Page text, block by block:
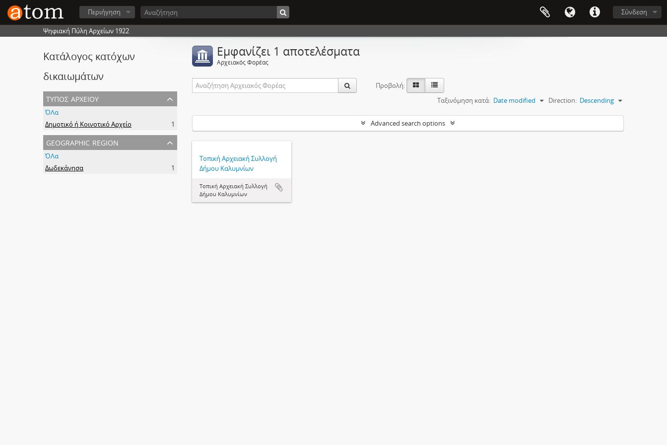
Σύνδεση
Περιήγηση
Ψηφιακή Πύλη Αρχείων 1922
Κατάλογος κατόχων
δικαιωμάτων
τύπος αρχείου
ΌΛα
Δημοτικό ή Κοινοτικό Αρχείο
1
geographic region
ΌΛα
Δωδεκάνησα
1
Εμφανίζει 1 αποτελέσματα
Αρχειακός Φορέας
Προβολή:
Ταξινόμηση κατά: Date modified Direction: Descending
Advanced search options
Τοπική Αρχειακή Συλλογή
Δήμου Καλυμνίων
Τοπική Αρχειακή Συλλογή
Δήμου Καλυμνίων